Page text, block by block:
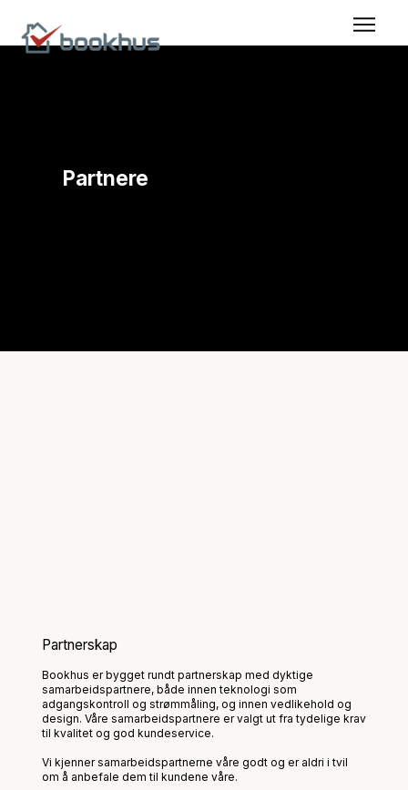
Partnere
Partnerskap
Bookhus er bygget rundt partnerskap med dyktige
samarbeidspartnere, både innen teknologi som
adgangskontroll og strømmåling, og innen vedlikehold og
design. Våre samarbeidspartnere er valgt ut fra tydelige krav
til kvalitet og god kundeservice.
Vi kjenner samarbeidspartnerne våre godt og er aldri i tvil
om å anbefale dem til kundene våre.